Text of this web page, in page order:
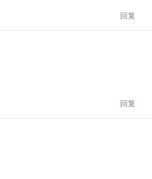
回复
回复